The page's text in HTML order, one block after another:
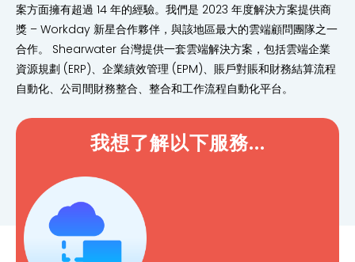
案方面擁有超過 14 年的經驗。我們是 2023 年度解決方案提供商
獎 – Workday 新星合作夥伴，與該地區最大的雲端顧問團隊之一
合作。 Shearwater 台灣提供一套雲端解決方案，包括雲端企業
資源規劃 (ERP)、企業績效管理 (EPM)、賬戶對賬和財務結算流程
自動化、公司間財務整合、整合和工作流程自動化平台。
我想了解以下服務...